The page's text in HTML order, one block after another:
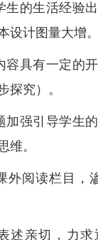
生的生活经验
设计图量大增。
容具有一定的
探究）。
加强引导学生
维。
外阅读栏目，
述亲切，力